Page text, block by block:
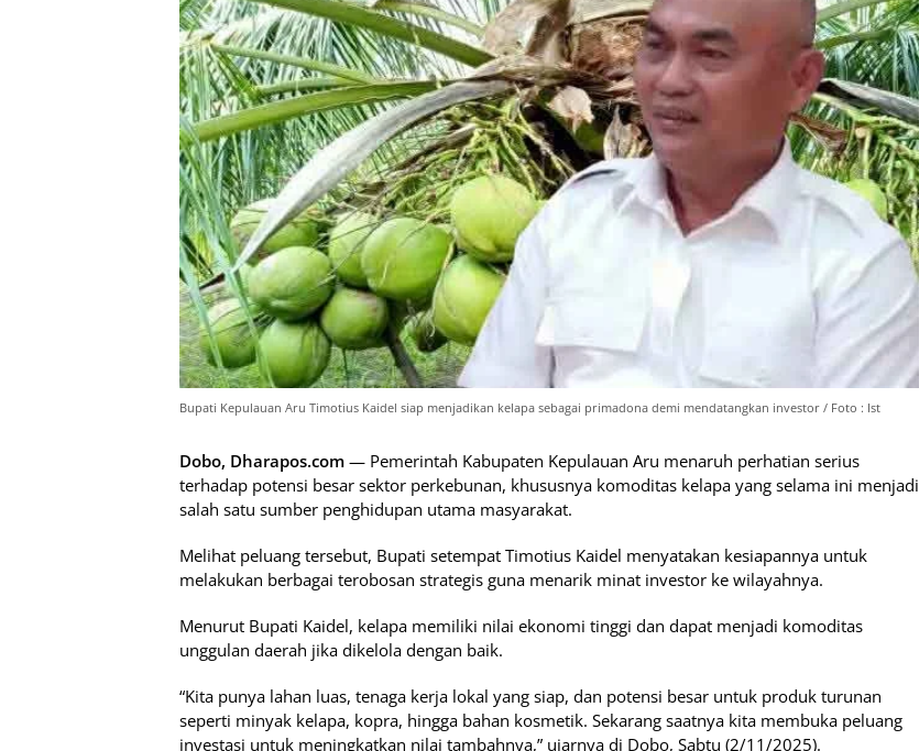
Bupati Kepulauan Aru Timotius Kaidel siap menjadikan kelapa sebagai primadona demi mendatangkan investor / Foto : Ist
Dobo, Dharapos.com — Pemerintah Kabupaten Kepulauan Aru menaruh perhatian serius
terhadap potensi besar sektor perkebunan, khususnya komoditas kelapa yang selama ini menjadi
salah satu sumber penghidupan utama masyarakat.
Melihat peluang tersebut, Bupati setempat Timotius Kaidel menyatakan kesiapannya untuk
melakukan berbagai terobosan strategis guna menarik minat investor ke wilayahnya.
Menurut Bupati Kaidel, kelapa memiliki nilai ekonomi tinggi dan dapat menjadi komoditas
unggulan daerah jika dikelola dengan baik.
“Kita punya lahan luas, tenaga kerja lokal yang siap, dan potensi besar untuk produk turunan
seperti minyak kelapa, kopra, hingga bahan kosmetik. Sekarang saatnya kita membuka peluang
investasi untuk meningkatkan nilai tambahnya,” ujarnya di Dobo, Sabtu (2/11/2025).